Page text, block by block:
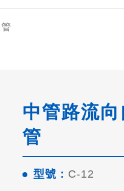
中管路流
管
型號： C-12